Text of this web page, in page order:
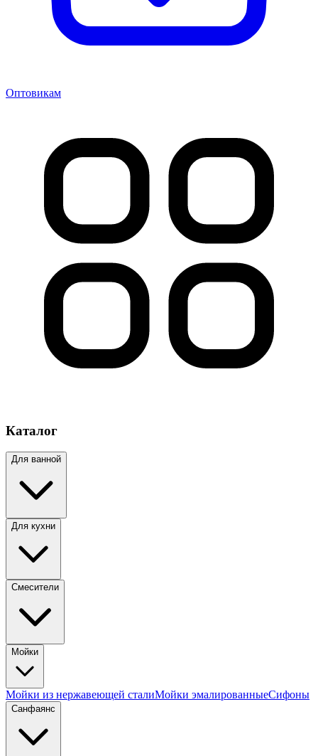
Оптовикам
Каталог
Для ванной
Для кухни
Смесители
Мойки
Мойки из нержавеющей сталиМойки эмалированныеСифоны
Санфаянс